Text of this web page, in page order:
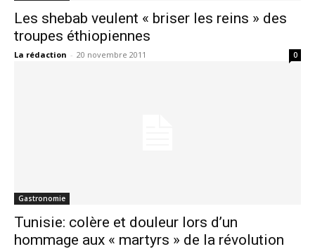
Les shebab veulent « briser les reins » des
troupes éthiopiennes
La rédaction - 20 novembre 2011 0
Gastronomie
Tunisie: colère et douleur lors d’un
hommage aux « martyrs » de la révolution